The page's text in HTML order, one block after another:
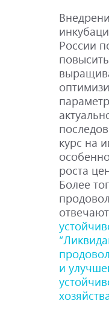
России
курс на
роста
Более
и